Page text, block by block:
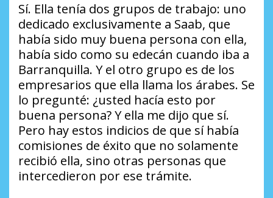
Sí. Ella tenía dos grupos de trabajo: uno
dedicado exclusivamente a Saab, que
había sido muy buena persona con ella,
había sido como su edecán cuando iba a
Barranquilla. Y el otro grupo es de los
empresarios que ella llama los árabes. Se
lo pregunté: ¿usted hacía esto por
buena persona? Y ella me dijo que sí.
Pero hay estos indicios de que sí había
comisiones de éxito que no solamente
recibió ella, sino otras personas que
intercedieron por ese trámite.